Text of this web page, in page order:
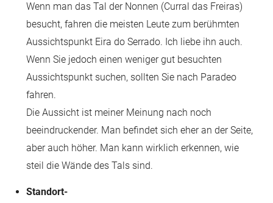
Wenn man das Tal der Nonnen (Curral das Freiras)
besucht, fahren die meisten Leute zum berühmten
Aussichtspunkt Eira do Serrado. Ich liebe ihn auch.
Wenn Sie jedoch einen weniger gut besuchten
Aussichtspunkt suchen, sollten Sie nach Paradeo
fahren.
Die Aussicht ist meiner Meinung nach noch
beeindruckender. Man befindet sich eher an der Seite,
aber auch höher. Man kann wirklich erkennen, wie
steil die Wände des Tals sind.
Standort-